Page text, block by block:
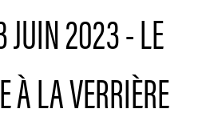
JUIN 2023 - LE
À LA VERRIÈRE